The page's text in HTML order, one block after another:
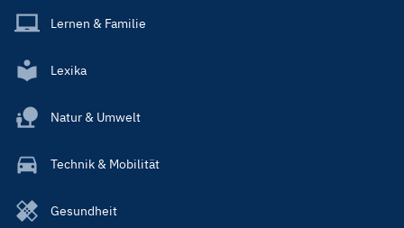
Lernen & Familie
Lexika
Natur & Umwelt
Technik & Mobilität
Gesundheit